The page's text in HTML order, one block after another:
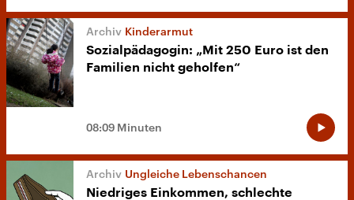
Kinderarmut
Sozialpädagogin: „Mit 250 Euro ist den
Familien nicht geholfen“
08:09 Minuten
Ungleiche Lebenschancen
Niedriges Einkommen, schlechte